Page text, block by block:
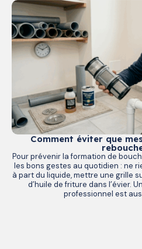
Comment éviter que
Pour prévenir la formation de
les bons gestes au quotidien : ne
à part du liquide, mettre une grille
d’huile de friture dans l’évier.
professionnel est